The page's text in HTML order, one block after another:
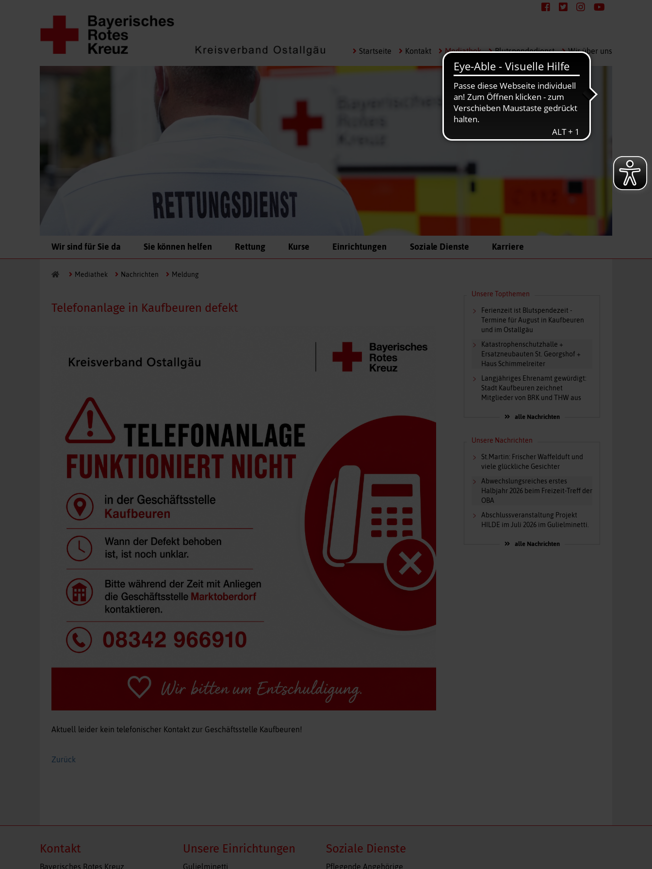
NavigationStartseite Kontakt Mediathek Blutspendedienst Wir über uns
Wir sind für Sie da Sie können helfen Rettung Kurse Einrichtungen Soziale Dienste Karriere
Mediathek Nachrichten Meldung
Telefonanlage in Kaufbeuren defekt
Aktuell leider kein telefonischer Kontakt zur Geschäftsstelle Kaufbeuren!
Zurück
Unsere Topthemen
Ferienzeit ist Blutspendezeit -
Termine für August in Kaufbeuren
und im Ostallgäu
Katastrophenschutzhalle +
Ersatzneubauten St. Georgshof +
Haus Schimmelreiter
Langjähriges Ehrenamt gewürdigt:
Stadt Kaufbeuren zeichnet
Mitglieder von BRK und THW aus
alle Nachrichten
Unsere Nachrichten
St.Martin: Frischer Waffelduft und
viele glückliche Gesichter
Abwechslungsreiches erstes
Halbjahr 2026 beim Freizeit-Treff der
OBA
Abschlussveranstaltung Projekt
HILDE im Juli 2026 im Gulielminetti.
alle Nachrichten
Kontakt
Bayerisches Rotes Kreuz
Unsere Einrichtungen
Navigation
Gulielminetti
Soziale Dienste
Navigation
Pflegende Angehörige